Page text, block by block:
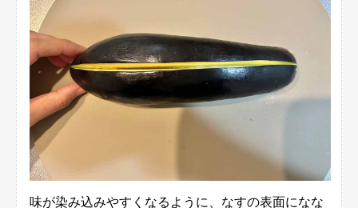
味が染み込みやすくなるように、なすの表面になな